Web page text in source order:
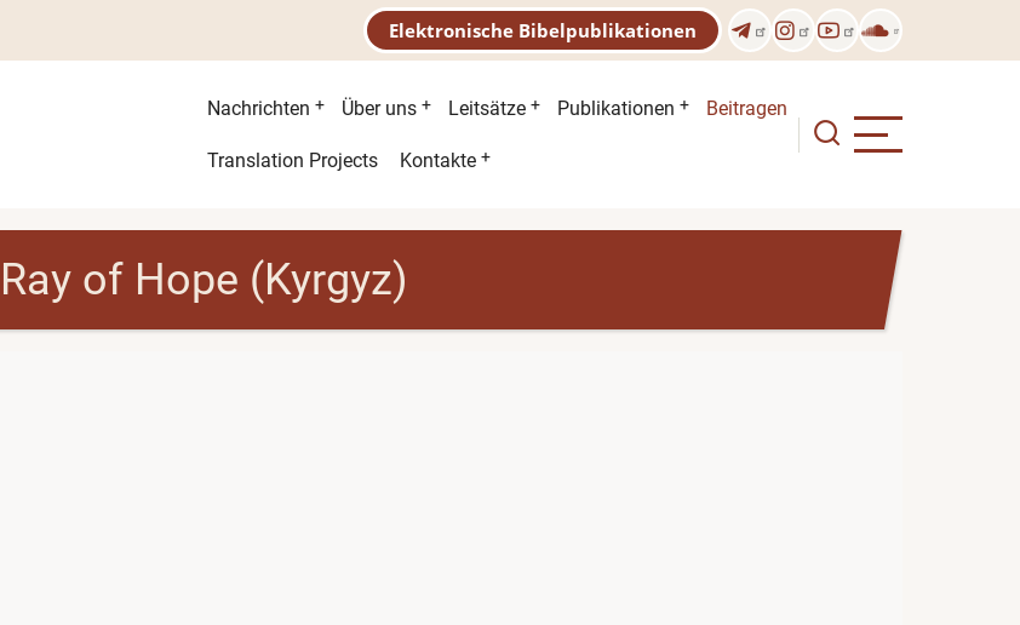
Elektronische Bibelpublikationen
Hauptnavigation
Nachrichten Über uns Leitsätze Publikationen Beitragen
Second
Translation Projects Kontakte
Ray of Hope (Kyrgyz)